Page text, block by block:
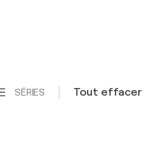
SÉRIES Tout effacer